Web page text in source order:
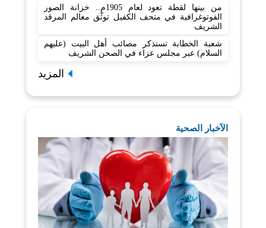
من بينها لقطة تعود لعام 1905م.. خزانة الصور
الفوتوغرافية في متحف الكفيل توثّق معالم المرقد
الشريف
شعبة الخطابة تستذكر مصائب أهل البيت (عليهم
السلام) عبر مجلس عزاء في الصحن الشريف
المزيد
الآخبار الصحية